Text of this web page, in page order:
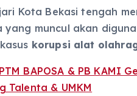
Kota Bekasi tengah
muncul akan
korupsi alat
PTM BAPOSA & PB KAMI
Talenta & UMKM